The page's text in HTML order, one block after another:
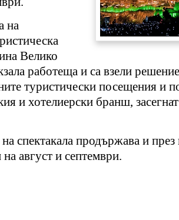
на
Велико
работеща и са взели
туристически посещения и
и хотелиерски бранш,
спектакала продържава и
август и септември.